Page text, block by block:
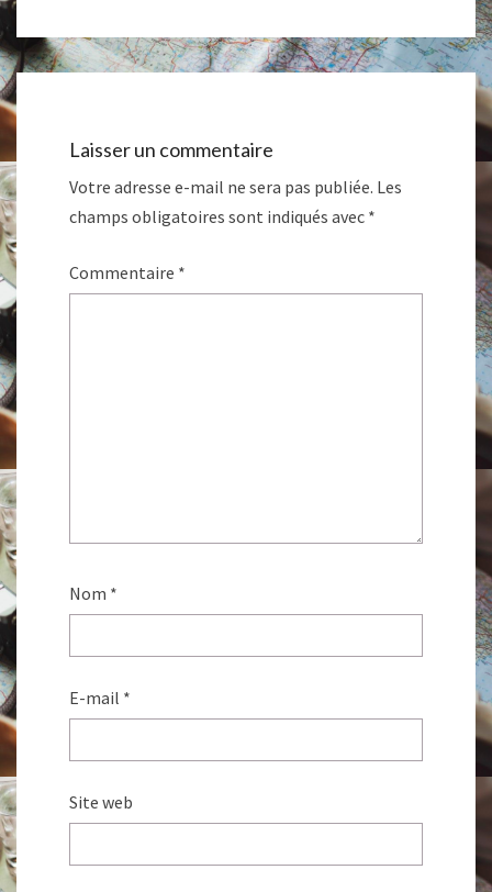
Laisser un commentaire
Votre adresse e-mail ne sera pas publiée. Les
champs obligatoires sont indiqués avec *
Commentaire *
Nom *
E-mail *
Site web